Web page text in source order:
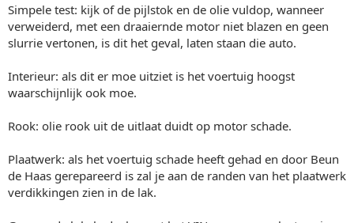
Simpele test: kijk of de pijlstok en de olie vuldop, wanneer
verweiderd, met een draaiernde motor niet blazen en geen
slurrie vertonen, is dit het geval, laten staan die auto.
Interieur: als dit er moe uitziet is het voertuig hoogst
waarschijnlijk ook moe.
Rook: olie rook uit de uitlaat duidt op motor schade.
Plaatwerk: als het voertuig schade heeft gehad en door Beun
de Haas gerepareerd is zal je aan de randen van het plaatwerk
verdikkingen zien in de lak.